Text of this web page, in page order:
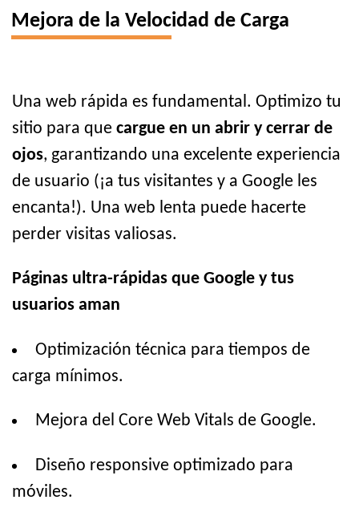
Mejora de la Velocidad de Carga
Una web rápida es fundamental. Optimizo tu
sitio para que cargue en un abrir y cerrar de
ojos, garantizando una excelente experiencia
de usuario (¡a tus visitantes y a Google les
encanta!). Una web lenta puede hacerte
perder visitas valiosas.
Páginas ultra-rápidas que Google y tus
usuarios aman
Optimización técnica para tiempos de
carga mínimos.
Mejora del Core Web Vitals de Google.
Diseño responsive optimizado para
móviles.